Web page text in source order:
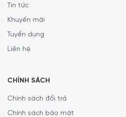
Tin tức
Khuyến mãi
Tuyển dụng
Liên hệ
CHÍNH SÁCH
Chính sách đổi trả
Chính sách bảo mật